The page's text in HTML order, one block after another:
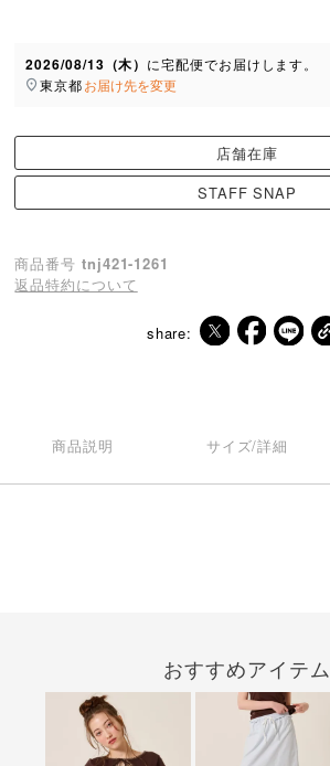
2026/08/13（木） に宅配便でお届けします。
東京都お届け先を変更
店舗在庫
STAFF SNAP
商品番号 tnj421-1261
返品特約について
share:
商品説明 サイズ/詳細
おすすめアイテム